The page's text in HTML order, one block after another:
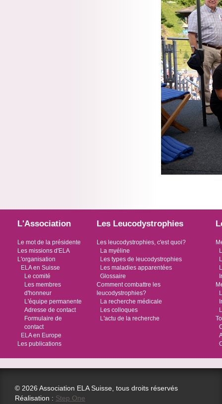
L'Association
Le mot de la présidente
Les missions d'ELA
L'organisation
ELA en Suisse
Le comité
Les membres
d'honneur
L'équipe permanente
Adresse de contact
Formulaire de
contact
ELA en Europe
Les publications
Les Leucodystrophies
Les leucodystrophies, c'est quoi?
La myéline
Les types de leucodystrophies
Les maladies apparentées
Glossaire
Comment combattre les
leucodystrophies?
La recherche médicale
Les colloques
L'actu de la recherche
© 2026 Association ELA Suisse, tous droits réservés
Réalisation : Step One